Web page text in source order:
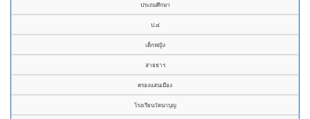
ประถมศึกษา
ป.๔
เด็กหญิง
สายธาร
ครองแสนเมือง
โรงเรียนวัดนาบุญ